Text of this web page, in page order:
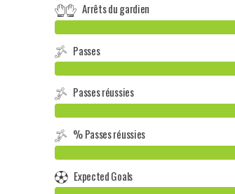
Arrêts du gardien
Passes
Passes réussies
% Passes réussies
Expected Goals